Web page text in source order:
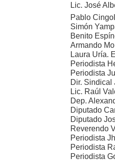
Lic. José
Pablo
Simón
Benito
Armando
Laura Uría.
Periodista
Periodista
Dir. Sindical
Lic. Raúl
Dep.
Diputado
Diputado
Reverendo
Periodista
Periodista
Periodista